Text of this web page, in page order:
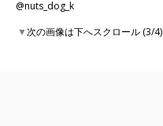
@nuts_dog_k
▼次の画像は下へスクロール (3/4)